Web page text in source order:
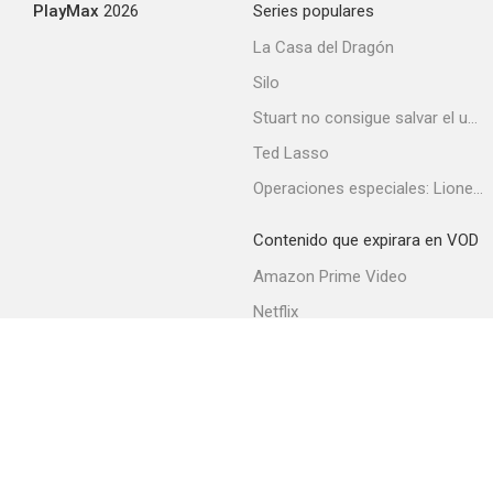
PlayMax 2026
Series populares
La Casa del Dragón
Silo
Stuart no consigue salvar el universo
Ted Lasso
Operaciones especiales: Lioness
Contenido que expirara en VOD
Amazon Prime Video
Netflix